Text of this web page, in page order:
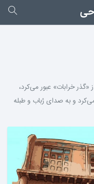
خرابات» عبور می‌کرد،
و به صدای رُباب و طبله